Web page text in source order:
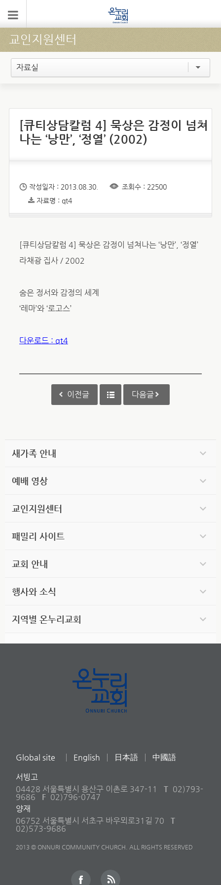
교인지원센터
자료실
[큐티상담칼럼 4] 묵상은 감정이 넘쳐
나는 ‘낭만’, ‘정열’ (2002)
작성일자 : 2013.08.30.
조회수 : 22500
자료명 : qt4
[큐티상담칼럼 4] 묵상은 감정이 넘쳐나는 ‘낭만’, ‘정열’
라채광 집사 / 2002
숨은 정서와 감정의 세계
‘레마’와 ‘로고스’
다운로드 : qt4
이전글 다음글
새가족 안내
예배 영상
교인지원센터
패밀리 사이트
교회 안내
행사와 소식
지역별 온누리교회
Global site English 日本語 中國語
서빙고
04428 서울특별시 용산구 이촌로 347-11
T 02)793-
9686
F 02)796-0747
양재
06752 서울특별시 서초구 바우뫼로31길 70
T
02)573-9686
2013 © ONNURI COMMUNITY CHURCH. ALL RIGHTS RESERVED